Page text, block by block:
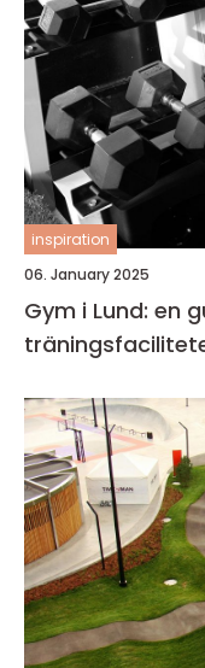
inspiration
06. January 2025
Gym i Lund: en